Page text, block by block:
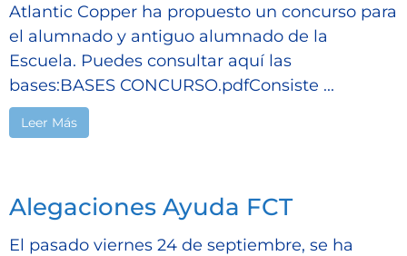
Atlantic Copper ha propuesto un concurso para
el alumnado y antiguo alumnado de la
Escuela. Puedes consultar aquí las
bases:BASES CONCURSO.pdfConsiste ...
Leer Más
Alegaciones Ayuda FCT
El pasado viernes 24 de septiembre, se ha